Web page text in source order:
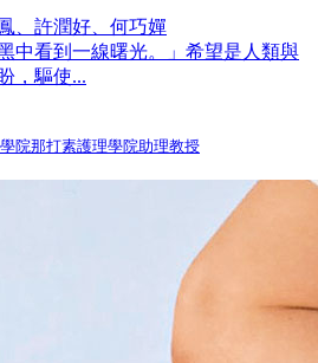
、許潤好、何巧嬋
中看到一線曙光。」希望是人類與
，驅使...
院那打素護理學院助理教授